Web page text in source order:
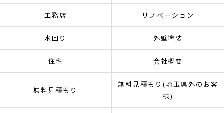
工務店 リノベーション
水回り 外壁塗装
住宅 会社概要
無料見積もり
無料見積もり(埼玉県外のお客
様)